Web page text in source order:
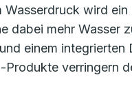
Wasserdruck wird
dabei mehr
einem
verringern